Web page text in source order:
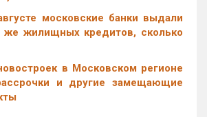
московские банки выдали
же жилищных кредитов, сколько
в Московском регионе
и другие замещающие